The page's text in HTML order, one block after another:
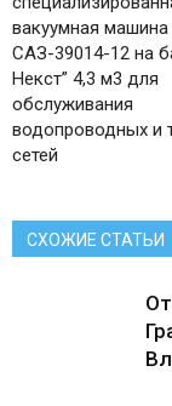
вакуумная
САЗ-39014-12 на
Некст” 4,3 м3 для
обслуживания
водопроводных и
сетей
СХОЖИЕ СТАТЬИ